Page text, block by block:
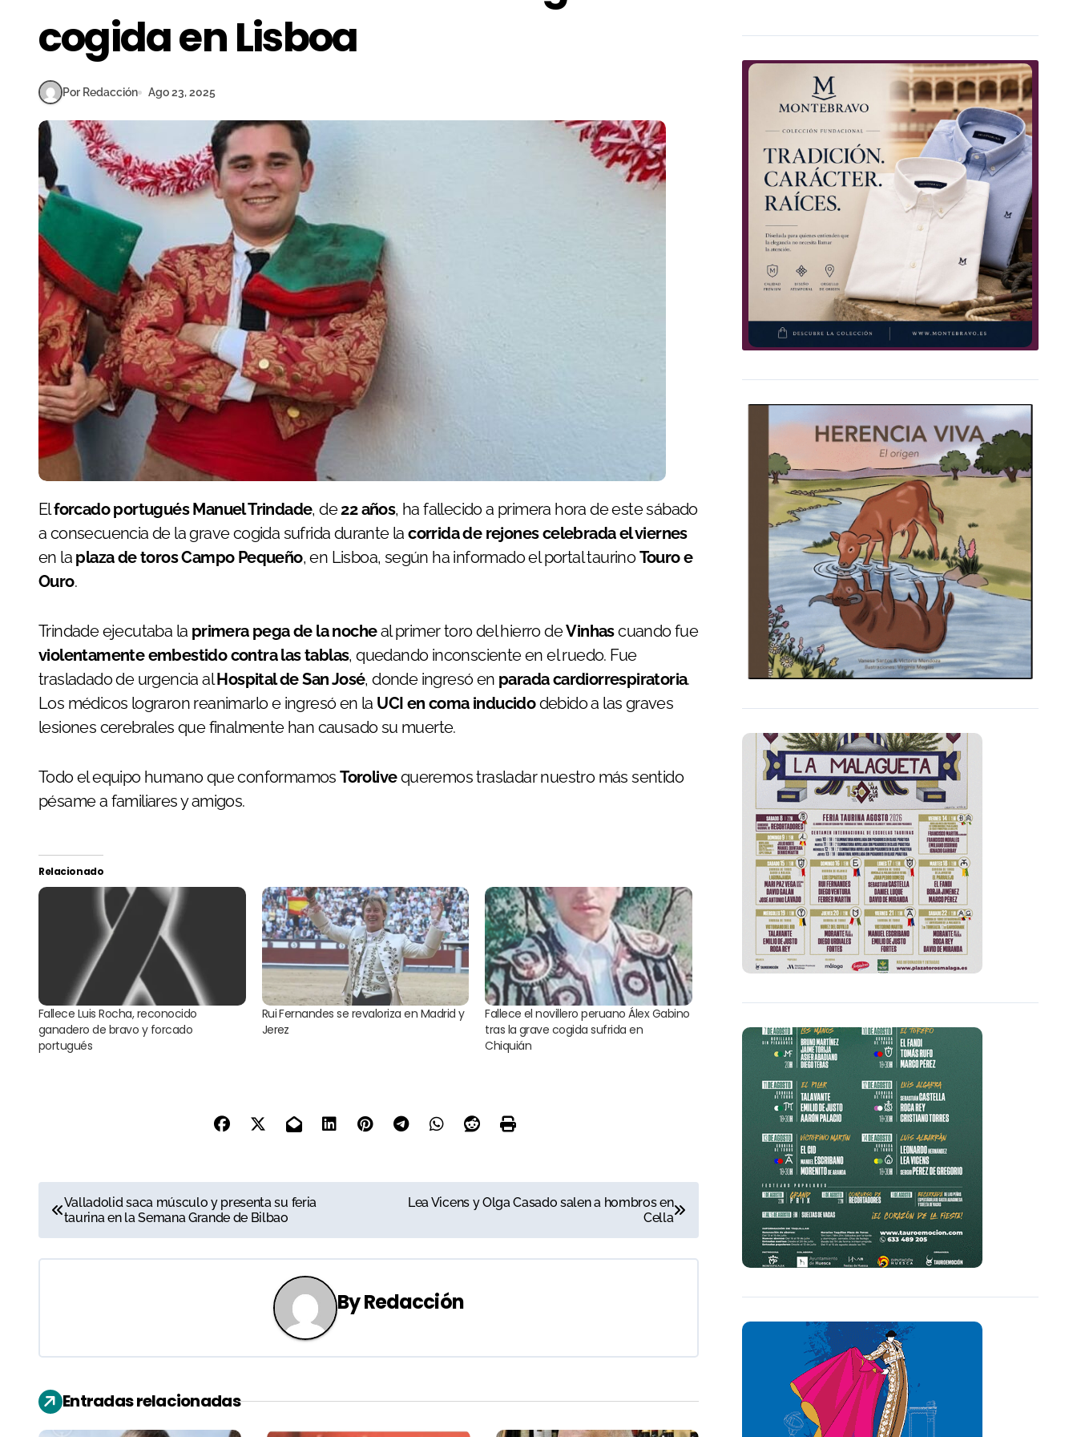
cogida en Lisboa
Por Redacción Ago 23, 2025
Elforcado portugués Manuel Trindade, de22 años, ha fallecido a primera hora de este sábado
a consecuencia de la grave cogida sufrida durante lacorrida de rejones celebrada el viernes
en la plaza de toros Campo Pequeño, en Lisboa, según ha informado el portal taurinoTouro e
Ouro.
Trindade ejecutaba la primera pega de la nocheal primer toro del hierro deVinhascuando fue
violentamente embestido contra las tablas, quedando inconsciente en el ruedo. Fue
trasladado de urgencia alHospital de San José, donde ingresó en parada cardiorrespiratoria.
Los médicos lograron reanimarlo e ingresó en la UCI en coma inducidodebido a las graves
lesiones cerebrales que finalmente han causado su muerte.
Todo el equipo humano que conformamosTorolivequeremos trasladar nuestro más sentido
pésame a familiares y amigos.
Relacionado
Fallece Luis Rocha, reconocido
ganadero de bravo y forcado
portugués
Rui Fernandes se revaloriza en Madrid y
Jerez
Fallece el novillero peruano Álex Gabino
tras la grave cogida sufrida en
Chiquián
N
a
v
a
c
i
Valladolid saca músculo y presenta su feria
taurina en la Semana Grande de Bilbao
Lea Vicens y Olga Casado salen a hombros en
Cella
ByRedacción
Entradas relacionadas